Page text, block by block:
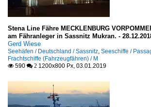
Stena Line Fähre MECKLENBURG
am Fähranleger in Sassnitz Mukran. -
Gerd Wiese
Seehäfen / Deutschland / Sassnitz, Seeschiffe /
Frachtschiffe (Fahrzeugfähren) / M
 590  2 1200x800 Px, 03.01.2019